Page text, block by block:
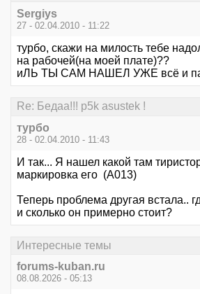
Sergiys
27 - 02.04.2010 - 11:22
турбо, скажи на милость тебе
на рабочей(на моей плате)??
иЛЬ ТЫ САМ НАШЕЛ УЖЕ всё и
Re: Бедаа!!! p5k asustek !
турбо
28 - 02.04.2010 - 11:43
И так... Я нашел какой там
маркировка его (A013)
Теперь проблема другая встала..
и сколько он примерно стоит?
Интересные темы
forums-kuban.ru
08.08.2026 - 05:13